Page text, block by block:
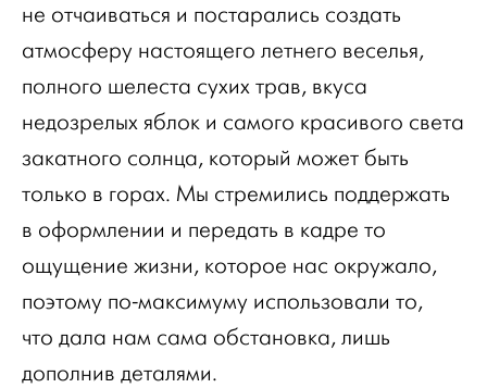
не отчаиваться и постарались создать
атмосферу настоящего летнего веселья,
полного шелеста сухих трав, вкуса
недозрелых яблок и самого красивого света
закатного солнца, который может быть
только в горах. Мы стремились поддержать
в оформлении и передать в кадре то
ощущение жизни, которое нас окружало,
поэтому по-максимуму использовали то,
что дала нам сама обстановка, лишь
дополнив деталями.